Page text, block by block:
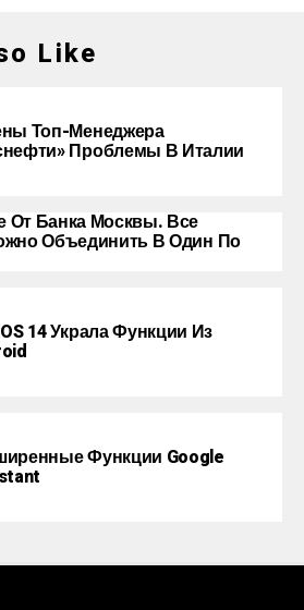
Like
Топ-Менеджера
Проблемы В Италии
От Банка Москвы. Все
Объединить В Один По
14 Украла Функции Из
Функции Google